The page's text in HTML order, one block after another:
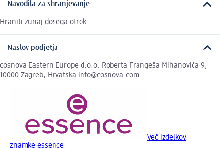
Navodila za shranjevanje
Hraniti zunaj dosega otrok.
Naslov podjetja
cosnova Eastern Europe d.o.o. Roberta Frangeša Mihanovića 9,
10000 Zagreb, Hrvatska info@cosnova.com
Več izdelkov
znamke essence